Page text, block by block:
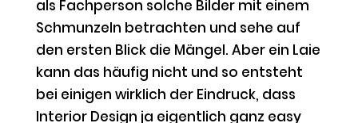
als Fachperson solche Bilder mit einem
Schmunzeln betrachten und sehe auf
den ersten Blick die Mängel. Aber ein Laie
kann das häufig nicht und so entsteht
bei einigen wirklich der Eindruck, dass
Interior Design ja eigentlich ganz easy